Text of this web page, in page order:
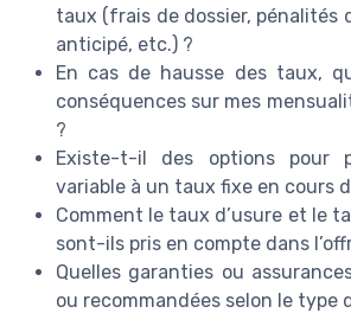
taux (frais de dossier, pénalités
anticipé, etc.) ?
En cas de hausse des taux,
conséquences sur mes
?
Existe-t-il des options pour
variable à un taux fixe en cours
Comment le taux d’usure et le
sont-ils pris en compte dans
Quelles garanties ou
ou recommandées selon le type